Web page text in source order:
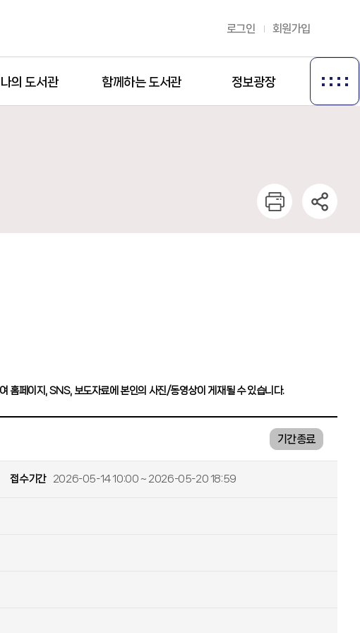
로그인 회원가입
나의 도서관 함께하는 도서관 정보광장
홈페이지, SNS, 보도자료에 본인의 사진/동영상이 게재될 수 있습니다.
기간종료
접수기간 2026-05-14 10:00 ~ 2026-05-20 18:59